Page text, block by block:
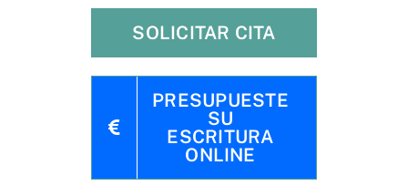
SOLICITAR CITA
PRESUPUESTE
SU
ESCRITURA
ONLINE